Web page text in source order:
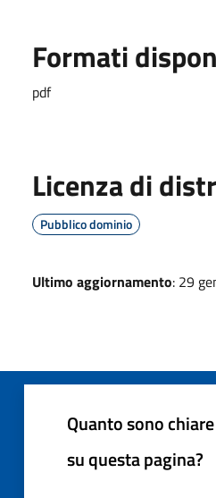
Formati
pdf
Licenza di
Pubblico dominio
Ultimo aggiornamento: 29
Quanto sono
su questa pagina?